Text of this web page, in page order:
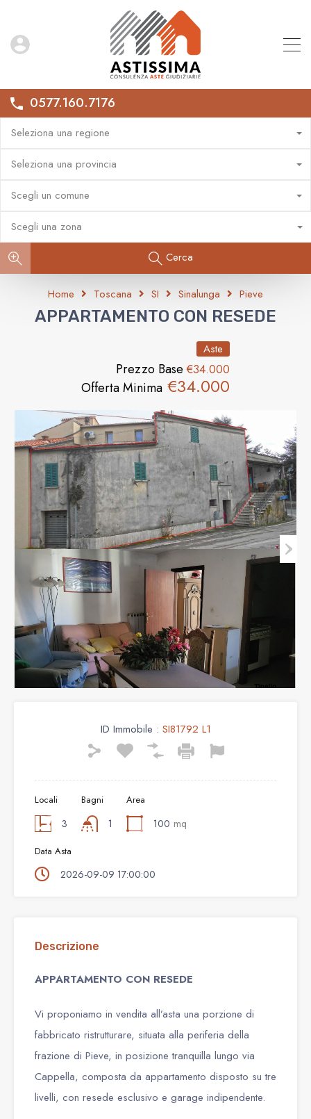
0577.160.7176
Seleziona una regione
Seleziona una provincia
Scegli un comune
Scegli una zona
Cerca
Home Toscana SI Sinalunga Pieve
APPARTAMENTO CON RESEDE
Aste
Offerta Minima €34.000
Prezzo Base €34.000
ID Immobile : SI81792 L1
Locali
3
Bagni
1
Area
100 mq
Data Asta
2026-09-09 17:00:00
Descrizione
APPARTAMENTO CON RESEDE
Vi proponiamo in vendita all’asta una porzione di
fabbricato ristrutturare, situata alla periferia della
frazione di Pieve, in posizione tranquilla lungo via
Cappella, composta da appartamento disposto su tre
livelli, con resede esclusivo e garage indipendente.